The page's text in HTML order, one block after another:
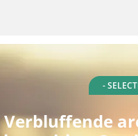
-
Verbluffende